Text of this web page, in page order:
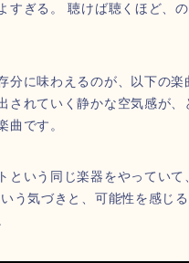
すぎる。 聴けば聴くほど、
分に味わえるのが、以下の
されていく静かな空気感が、
曲です。
という同じ楽器をやっていて
う気づきと、可能性を感じ